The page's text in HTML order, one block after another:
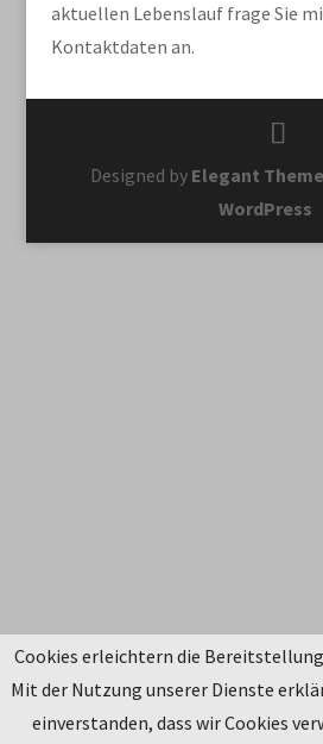
aktuellen Lebenslauf frage Sie
Kontaktdaten an.
Designed by Elegant
WordPress
Cookies erleichtern die
Mit der Nutzung unserer Dienste
einverstanden, dass wir Cookies